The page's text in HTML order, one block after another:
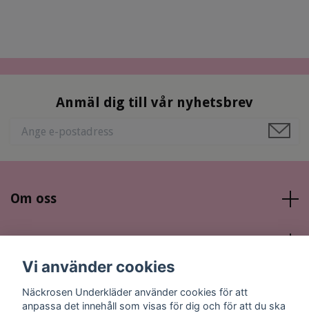
Anmäl dig till vår nyhetsbrev
Om oss
Sociala medier
Vi använder cookies
Näckrosen Underkläder använder cookies för att
anpassa det innehåll som visas för dig och för att du ska